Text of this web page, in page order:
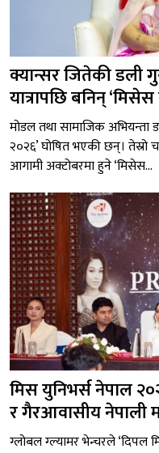
क्यान्सर जितेकी डली
यात्रापछि बनिन्
मोडल तथा सामाजिक अभियन्ता
२०२६’ घोषित भएकी छन्।
आगामी अक्टोबरमा हुने ‘मिसेस...
मिस युनिभर्स नेपाल
र गैरआवासीय नेपाली
ग्लोबल ग्ल्यामर भेन्चरले ‘दिपल